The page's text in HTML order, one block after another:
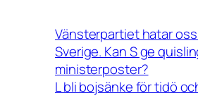
Vänsterpartiet hatar
Sverige. Kan S ge
ministerposter?
L bli bojsänke för tidö